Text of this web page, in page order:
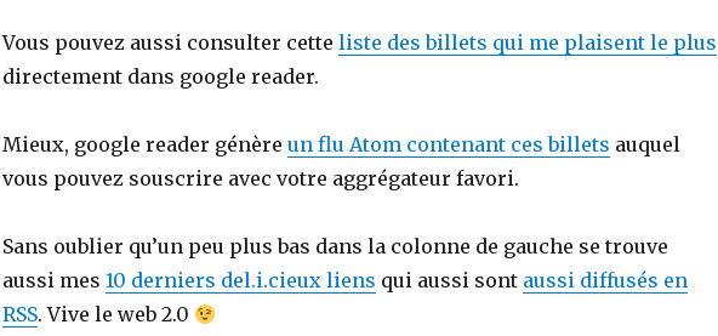
Vous pouvez aussi consulter cette liste des billets qui me plaisent le plus
directement dans google reader.
Mieux, google reader génère un flu Atom contenant ces billets auquel
vous pouvez souscrire avec votre aggrégateur favori.
Sans oublier qu’un peu plus bas dans la colonne de gauche se trouve
aussi mes 10 derniers del.i.cieux liens qui aussi sont aussi diffusés en
RSS. Vive le web 2.0